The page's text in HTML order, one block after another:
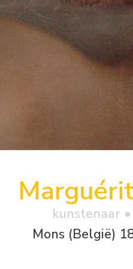
kunstenaar
Mons (België)